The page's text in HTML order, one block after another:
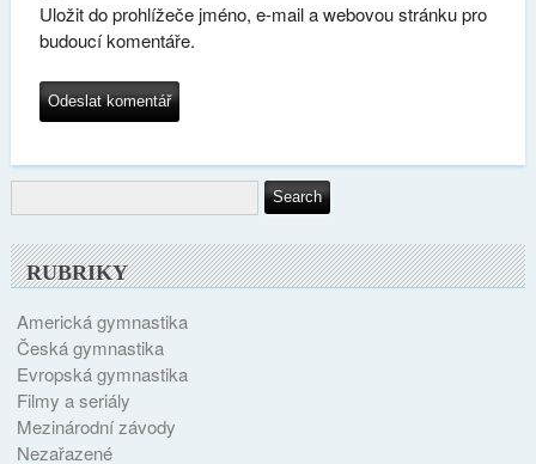
Uložit do prohlížeče jméno, e-mail a webovou stránku pro
budoucí komentáře.
RUBRIKY
Americká gymnastika
Česká gymnastika
Evropská gymnastika
Filmy a seriály
Mezinárodní závody
Nezařazené